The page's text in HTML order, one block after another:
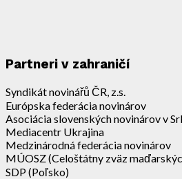
Partneri v zahraničí
Syndikát novinářů ČR, z.s.
Európska federácia novinárov
Asociácia slovenských novinárov v
Mediacentr Ukrajina
Medzinárodná federácia novinárov
MÚOSZ (Celoštátny zväz
SDP (Poľsko)